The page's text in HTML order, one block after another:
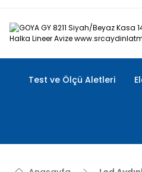
Test ve Ölçü Aletleri